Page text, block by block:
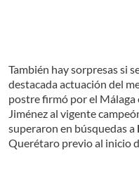
También hay sorpresas si
destacada actuación del
postre firmó por el Málaga
Jiménez al vigente
superaron en búsquedas a
Querétaro previo al inicio